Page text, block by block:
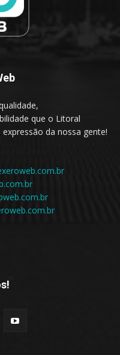
que o Litoral
expressão da nossa gente!